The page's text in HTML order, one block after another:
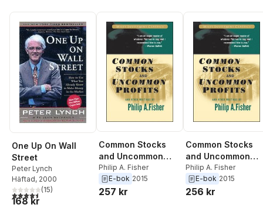
One Up On Wall
Street
Peter Lynch
Häftad, 2000
4,5utav 5 stjärnor. Totalt antal röster:
(15)
168 kr
Common Stocks
and Uncommon
Profits and Other
Writings
Philip A. Fisher
E-bok 2015
257 kr
Common Stocks
and Uncommon
Profits and Other
Writings
Philip A. Fisher
E-bok 2015
256 kr